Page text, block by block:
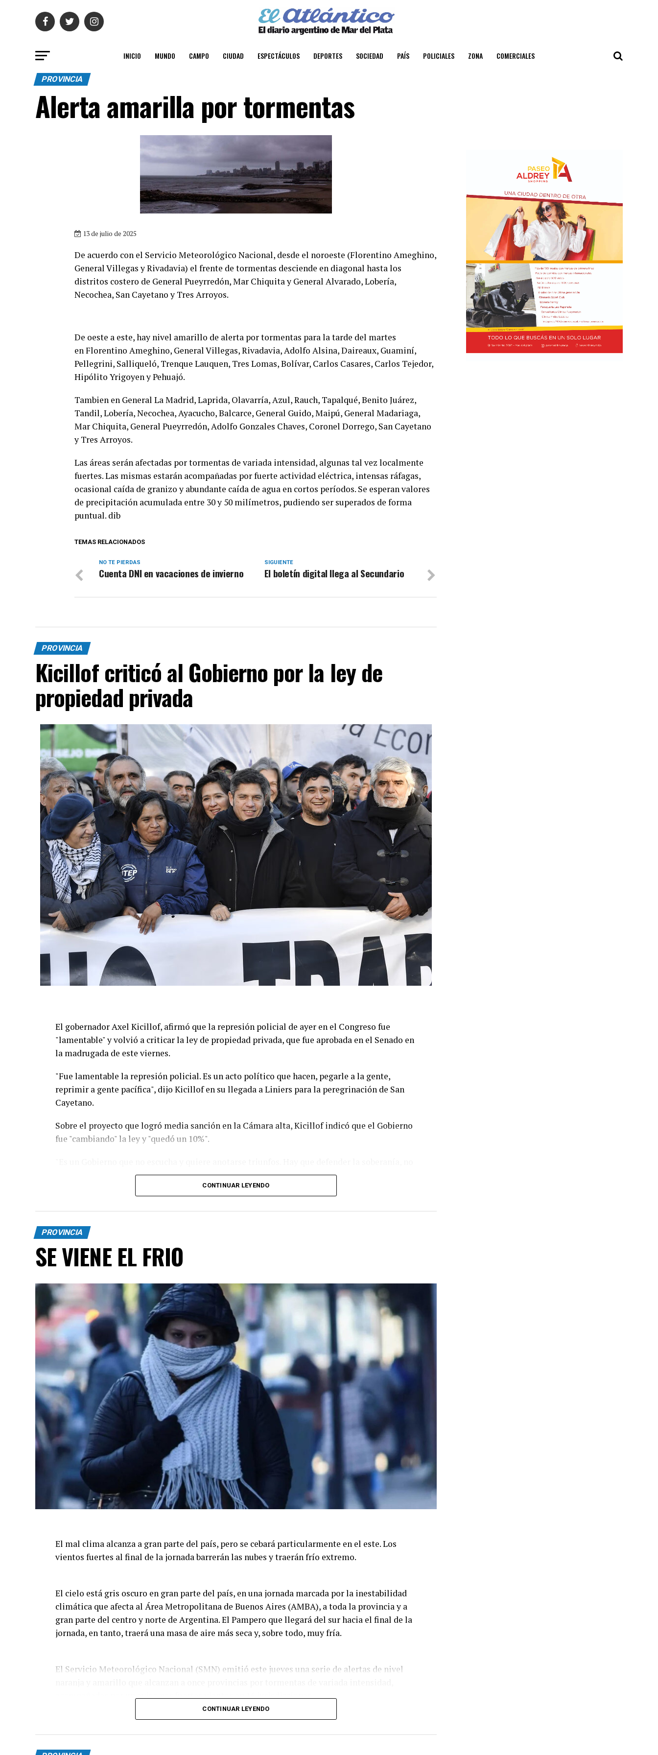
INICIO MUNDO CAMPO CIUDAD ESPECTÁCULOS DEPORTES SOCIEDAD PAÍS POLICIALES ZONA COMERCIALES
PROVINCIA
Alerta amarilla por tormentas
13 de julio de 2025
De acuerdo con el Servicio Meteorológico Nacional, desde el noroeste (Florentino Ameghino,
General Villegas y Rivadavia) el frente de tormentas desciende en diagonal hasta los
distritos costero de General Pueyrredón, Mar Chiquita y General Alvarado, Lobería,
Necochea, San Cayetano y Tres Arroyos.
De oeste a este, hay nivel amarillo de alerta por tormentas para la tarde del martes
en Florentino Ameghino, General Villegas, Rivadavia, Adolfo Alsina, Daireaux, Guaminí,
Pellegrini, Salliqueló, Trenque Lauquen, Tres Lomas, Bolívar, Carlos Casares, Carlos Tejedor,
Hipólito Yrigoyen y Pehuajó.
Tambien en General La Madrid, Laprida, Olavarría, Azul, Rauch, Tapalqué, Benito Juárez,
Tandil, Lobería, Necochea, Ayacucho, Balcarce, General Guido, Maipú, General Madariaga,
Mar Chiquita, General Pueyrredón, Adolfo Gonzales Chaves, Coronel Dorrego, San Cayetano
y Tres Arroyos.
Las áreas serán afectadas por tormentas de variada intensidad, algunas tal vez localmente
fuertes. Las mismas estarán acompañadas por fuerte actividad eléctrica, intensas ráfagas,
ocasional caída de granizo y abundante caída de agua en cortos períodos. Se esperan valores
de precipitación acumulada entre 30 y 50 milímetros, pudiendo ser superados de forma
puntual. dib
TEMAS RELACIONADOS
SIGUIENTE
El boletín digital llega al Secundario
NO TE PIERDAS
Cuenta DNI en vacaciones de invierno
PROVINCIA
Kicillof criticó al Gobierno por la ley de
propiedad privada
El gobernador Axel Kicillof, afirmó que la represión policial de ayer en el Congreso fue
"lamentable" y volvió a criticar la ley de propiedad privada, que fue aprobada en el Senado en
la madrugada de este viernes.
"Fue lamentable la represión policial. Es un acto político que hacen, pegarle a la gente,
reprimir a gente pacífica", dijo Kicillof en su llegada a Liniers para la peregrinación de San
Cayetano.
Sobre el proyecto que logró media sanción en la Cámara alta, Kicillof indicó que el Gobierno
fue "cambiando" la ley y "quedó un 10%".
pueden estar rematando el país. Este modelo nos lleva a un callejón, sin salida, es un
Con respecto a la movilización religiosa, Kicillof dijo: "No venimos a tener ningún
protagonismo, es un día de fe, la idea no es partidizar, vengo a acompañar a un pueblo que
está sufriendo”.
CONTINUAR LEYENDO
PROVINCIA
SE VIENE EL FRIO
El mal clima alcanza a gran parte del país, pero se cebará particularmente en el este. Los
vientos fuertes al final de la jornada barrerán las nubes y traerán frío extremo.
El cielo está gris oscuro en gran parte del país, en una jornada marcada por la inestabilidad
climática que afecta al Área Metropolitana de Buenos Aires (AMBA), a toda la provincia y a
gran parte del centro y norte de Argentina. El Pampero que llegará del sur hacia el final de la
jornada, en tanto, traerá una masa de aire más seca y, sobre todo, muy fría.
El Servicio Meteorológico Nacional (SMN) emitió este jueves una serie de alertas de nivel
acompañadas por un aviso por fuertes vientos en 16 jurisdicciones.
Tras las primeras lluvias registradas durante la mañana en el territorio bonaerense y la
Capital Federal, el organismo técnico anticipa un paulatino desmejoramiento hacia el
CONTINUAR LEYENDO